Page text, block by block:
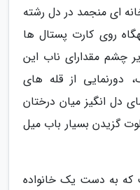
ای منجمد در دل رشته
روی کارت پستال ها
چشم مقدارای ناب این
دورنمایی از قله های
دل انگیز میان درختان
گزیدن بسیار باب میل
به دست یک خانواده